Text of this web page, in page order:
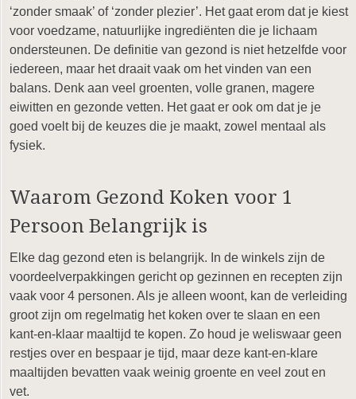
‘zonder smaak’ of ‘zonder plezier’. Het gaat erom dat je kiest
voor voedzame, natuurlijke ingrediënten die je lichaam
ondersteunen. De definitie van gezond is niet hetzelfde voor
iedereen, maar het draait vaak om het vinden van een
balans. Denk aan veel groenten, volle granen, magere
eiwitten en gezonde vetten. Het gaat er ook om dat je je
goed voelt bij de keuzes die je maakt, zowel mentaal als
fysiek.
Waarom Gezond Koken voor 1
Persoon Belangrijk is
Elke dag gezond eten is belangrijk. In de winkels zijn de
voordeelverpakkingen gericht op gezinnen en recepten zijn
vaak voor 4 personen. Als je alleen woont, kan de verleiding
groot zijn om regelmatig het koken over te slaan en een
kant-en-klaar maaltijd te kopen. Zo houd je weliswaar geen
restjes over en bespaar je tijd, maar deze kant-en-klare
maaltijden bevatten vaak weinig groente en veel zout en
vet.